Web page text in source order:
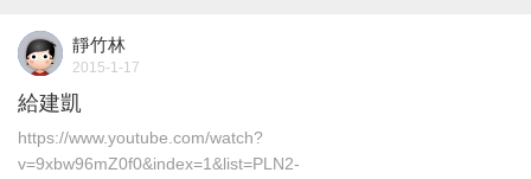
靜竹林
2015-1-17
給建凱
https://www.youtube.com/watch?
v=9xbw96mZ0f0&index=1&list=PLN2-